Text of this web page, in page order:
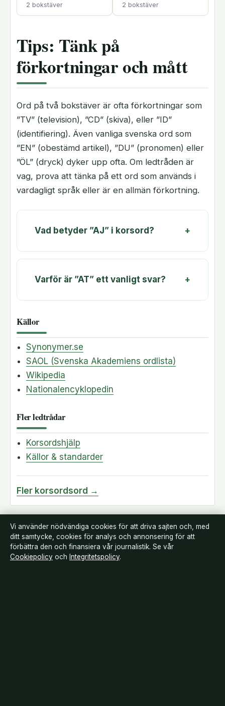
2 bokstäver 2 bokstäver
Tips: Tänk på
förkortningar och mått
Ord på två bokstäver är ofta förkortningar som
”TV” (television), ”CD” (skiva), eller ”ID”
(identifiering). Även vanliga svenska ord som
”EN” (obestämd artikel), ”DU” (pronomen) eller
”ÖL” (dryck) dyker upp ofta. Om ledtråden är
vag, prova att tänka på ett ord som används i
vardagligt språk eller är en allmän förkortning.
Vad betyder ”AJ” i korsord?
Varför är ”AT” ett vanligt svar?
Källor
Synonymer.se
SAOL (Svenska Akademiens ordlista)
Wikipedia
Nationalencyklopedin
Fler ledtrådar
Korsordshjälp
Källor & standarder
Fler korsordsord →
Landsortstidningen
Vi använder nödvändiga cookies för att driva sajten och, med
ditt samtycke, cookies för analys och annonsering för att
förbättra den och finansiera vår journalistik. Se vår
Cookiepolicy och Integritetspolicy.